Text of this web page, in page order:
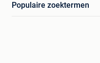
Populaire zoektermen